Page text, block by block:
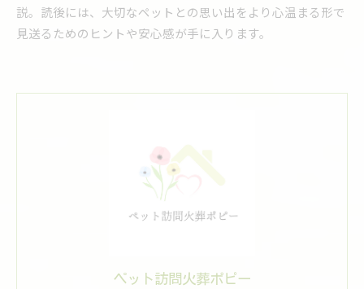
説。読後には、大切なペットとの思い出をより心温まる形で
見送るためのヒントや安心感が手に入ります。
ペット訪問火葬ポピー